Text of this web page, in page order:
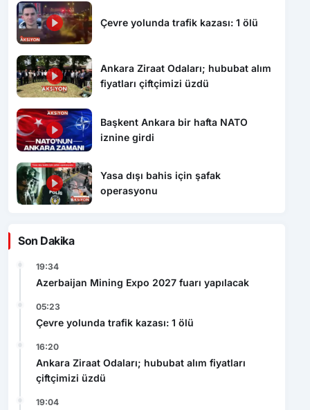
Çevre yolunda trafik kazası: 1 ölü
Ankara Ziraat Odaları; hububat alım
fiyatları çiftçimizi üzdü
Başkent Ankara bir hafta NATO
iznine girdi
Yasa dışı bahis için şafak
operasyonu
Son Dakika
19:34
Azerbaijan Mining Expo 2027 fuarı yapılacak
05:23
Çevre yolunda trafik kazası: 1 ölü
16:20
Ankara Ziraat Odaları; hububat alım fiyatları
çiftçimizi üzdü
19:04